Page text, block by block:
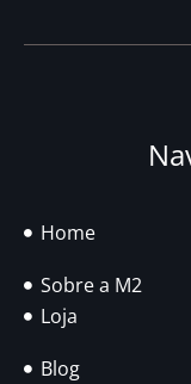
Home
Sobre a M2
Loja
Blog